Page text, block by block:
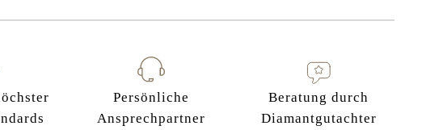
Persönliche
Ansprechpartner
Beratung durch
Diamantgutachter